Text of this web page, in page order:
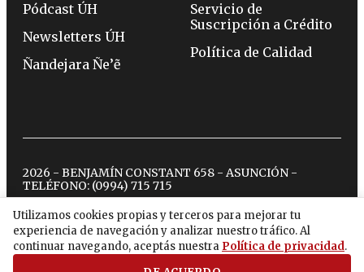
Utilizamos cookies propias y terceros para mejorar tu
experiencia de navegación y analizar nuestro tráfico. Al
continuar navegando, aceptás nuestra Política de privacidad.
Pódcast ÚH
Newsletters ÚH
Ñandejara Ñe’ẽ
Servicio de
Suscripción a Crédito
Política de Calidad
2026 - BENJAMÍN CONSTANT 658 - ASUNCIÓN -
TELÉFONO: (0994) 715 715
twitterinstagram
facebook
tiktokyoutubespotify